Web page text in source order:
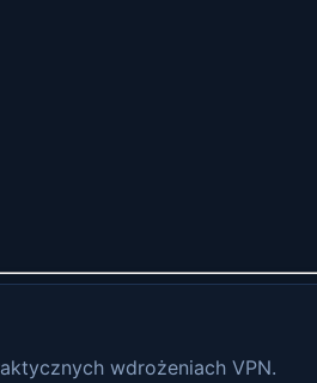
wdrożeniach VPN.